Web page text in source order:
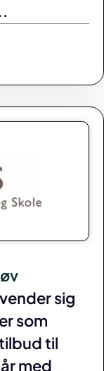
sig
som
til
med